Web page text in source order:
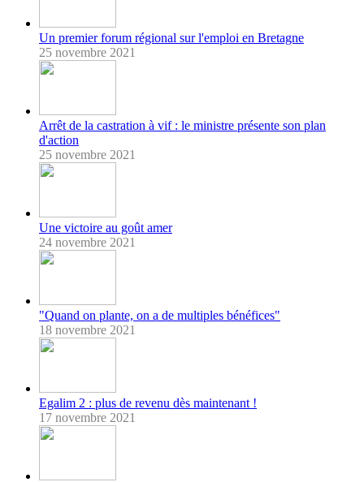
Un premier forum régional sur l'emploi en Bretagne
25 novembre 2021
Arrêt de la castration à vif : le ministre présente son plan
d'action
25 novembre 2021
Une victoire au goût amer
24 novembre 2021
"Quand on plante, on a de multiples bénéfices"
18 novembre 2021
Egalim 2 : plus de revenu dès maintenant !
17 novembre 2021